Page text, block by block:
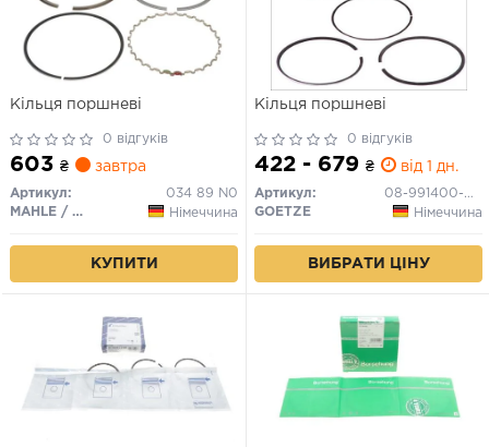
Кільця поршневі
0 відгуків
603 ₴ завтра
Артикул:
034 89 N0
MAHLE / KNECHT
Німеччина
КУПИТИ
Кільця поршневі
0 відгуків
422 - 679 ₴ від 1 дн.
Артикул:
08-991400-00
GOETZE
Німеччина
ВИБРАТИ ЦІНУ